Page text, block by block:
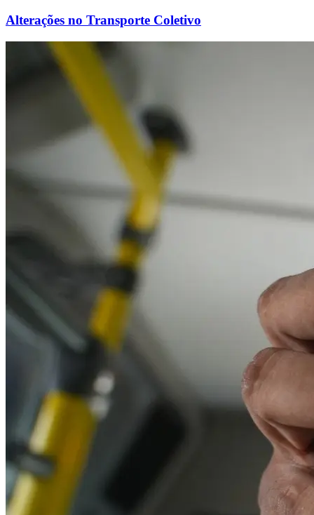
Alterações no Transporte Coletivo